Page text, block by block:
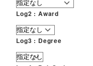
Log2 : Award
Log3 : Degree